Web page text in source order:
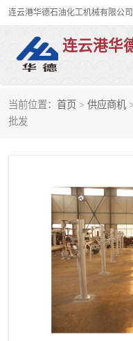
当前位置： 首页 > 供应商机 >
批发陆用流体装卸臂
LNG鹤管
平台栈桥
装车鹤管
紧急脱离干式接头
汽车鹤管